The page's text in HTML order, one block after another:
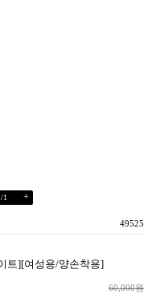
/1 +
49525
트][여성용/양손착용]
60,000원